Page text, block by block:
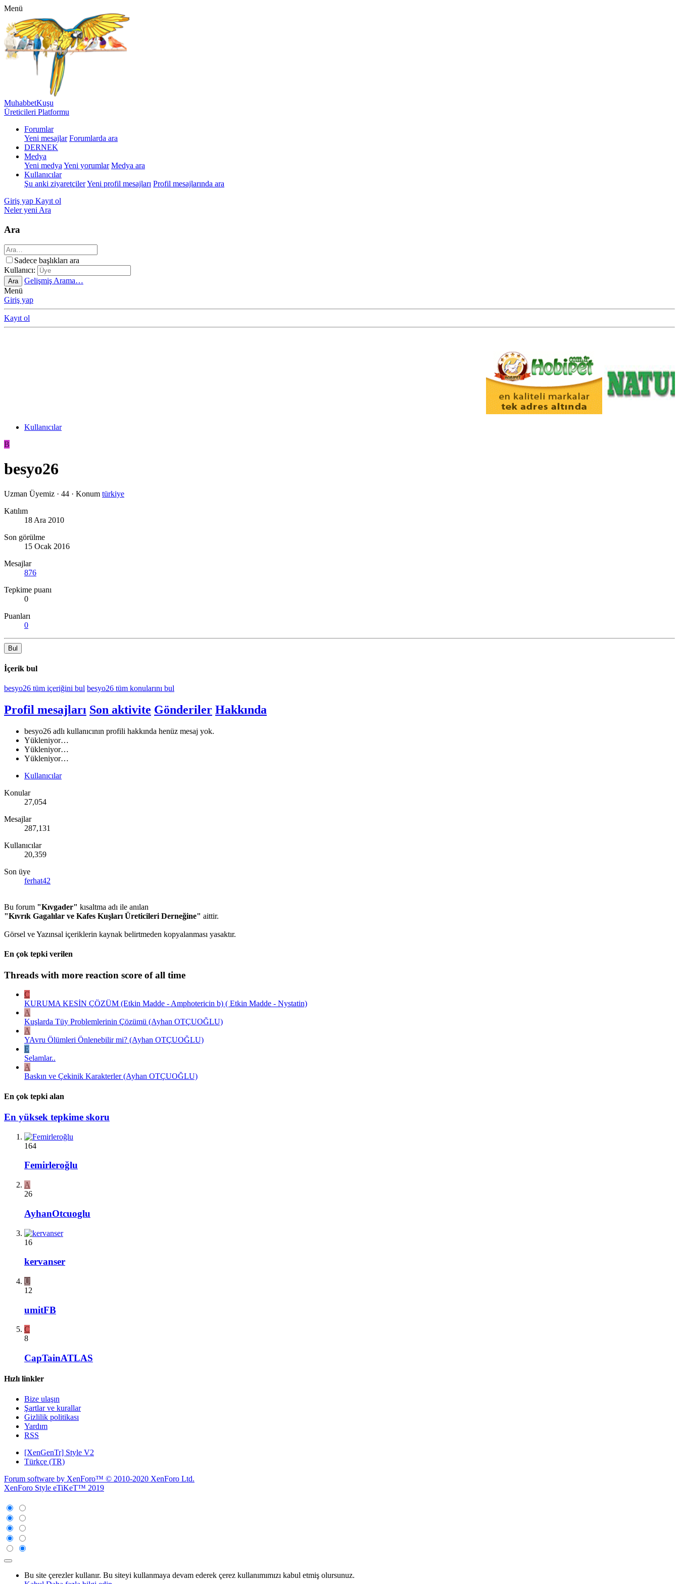
Menü
MuhabbetKuşu
Üreticileri Platformu
Forumlar
Yeni mesajlar Forumlarda ara
DERNEK
Medya
Yeni medya Yeni yorumlar Medya ara
Kullanıcılar
Şu anki ziyaretçilerYeni profil mesajları Profil mesajlarında ara
Giriş yap Kayıt ol
Neler yeni Ara
Ara
Sadece başlıkları ara
Kullanıcı:
Ara
Gelişmiş Arama…
Menü
Giriş yap
Kayıt ol
Kullanıcılar
B
besyo26
Uzman Üyemiz · 44 · Konum türkiye
Katılım
18 Ara 2010
Son görülme
15 Ocak 2016
Mesajlar
876
Tepkime puanı
0
Puanları
0
Bul
İçerik bul
besyo26 tüm içeriğini bul besyo26 tüm konularını bul
Profil mesajları Son aktivite Gönderiler Hakkında
besyo26 adlı kullanıcının profili hakkında henüz mesaj yok.
Yükleniyor…
Yükleniyor…
Yükleniyor…
Kullanıcılar
Konular
27,054
Mesajlar
287,131
Kullanıcılar
20,359
Son üye
ferhat42
Bu forum "Kıvgader" kısaltma adı ile anılan
"Kıvrık Gagalılar ve Kafes Kuşları Üreticileri Derneğine" aittir.
Görsel ve Yazınsal içeriklerin kaynak belirtmeden kopyalanması yasaktır.
En çok tepki verilen
Threads with more reaction score of all time
C
KURUMA KESİN ÇÖZÜM (Etkin Madde - Amphotericin b) ( Etkin Madde - Nystatin)
A
Kuşlarda Tüy Problemlerinin Çözümü (Ayhan OTÇUOĞLU)
A
YAvru Ölümleri Önlenebilir mi? (Ayhan OTÇUOĞLU)
E
Selamlar..
A
Baskın ve Çekinik Karakterler (Ayhan OTÇUOĞLU)
En çok tepki alan
En yüksek tepkime skoru
164
Femirleroğlu
A
26
AyhanOtcuoglu
16
kervanser
U
12
umitFB
C
8
CapTainATLAS
Hızlı linkler
Bize ulaşın
Şartlar ve kurallar
Gizlilik politikası
Yardım
RSS
[XenGenTr] Style V2
Türkçe (TR)
Forum software by XenForo™ © 2010-2020 XenForo Ltd.
XenForo Style eTiKeT™ 2019
Bu site çerezler kullanır. Bu siteyi kullanmaya devam ederek çerez kullanımımızı kabul etmiş olursunuz.